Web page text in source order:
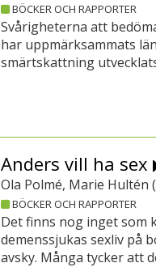
BÖCKER OCH RAPPORTER
Svårigheterna att
har uppmärksammats
smärtskattning
Anders vill ha sex
Ola Polmé, Marie Hultén (
BÖCKER OCH RAPPORTER
Det finns nog inget som
demenssjukas sexliv på
avsky. Många tycker att